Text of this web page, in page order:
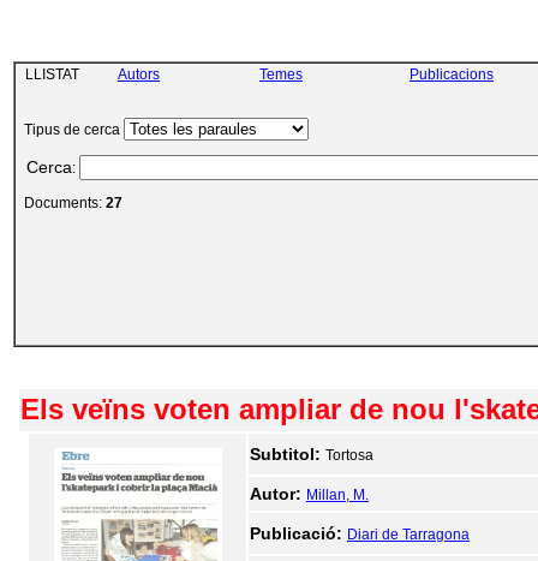
LLISTAT Autors Temes Publicacions
Tipus de cerca
Cerca:
Documents: 27
Els veïns voten ampliar de nou
Subtitol: Tortosa
Autor: Millan, M.
Publicació: Diari de Tarragona